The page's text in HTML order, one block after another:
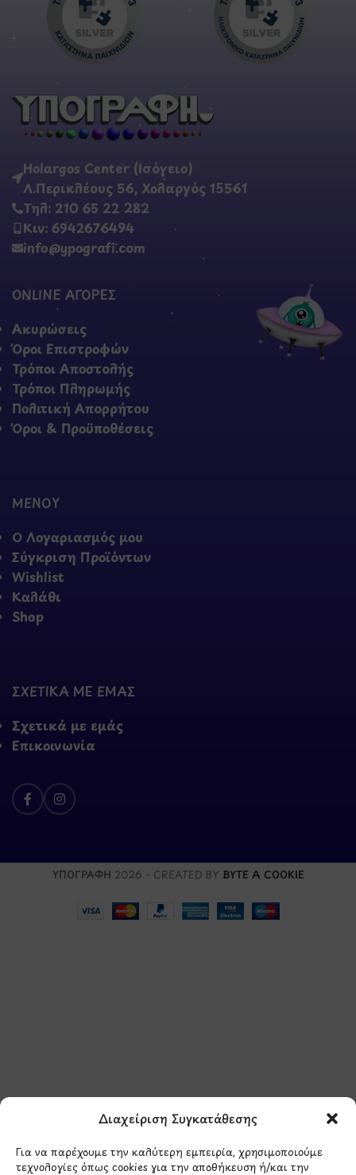
Διαχείριση Συγκατάθεσης
Για να παρέχουμε την καλύτερη εμπειρία, χρησιμοποιούμε
τεχνολογίες όπως cookies για την αποθήκευση ή/και την
Holargos Center (Ισόγειο)
Λ.Περικλέους 56, Χολαργός 15561
Τηλ: 210 65 22 282
Κιν: 6942676494
info@ypografi.com
ONLINE ΑΓΟΡΕΣ
Ακυρώσεις
Όροι Επιστροφών
Τρόποι Αποστολής
Τρόποι Πληρωμής
Πολιτική Απορρήτου
Όροι & Προϋποθέσεις
ΜΕΝΟΥ
Ο Λογαριασμός μου
Σύγκριση Προϊόντων
Wishlist
Καλάθι
Shop
ΣΧΕΤΙΚΑ ΜΕ ΕΜΑΣ
Σχετικά με εμάς
Επικοινωνία
ΥΠΟΓΡΑΦΗ 2026 - CREATED BY BYTE A COOKIE